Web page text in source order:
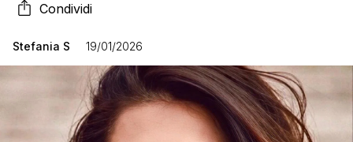
Condividi
Stefania S 19/01/2026